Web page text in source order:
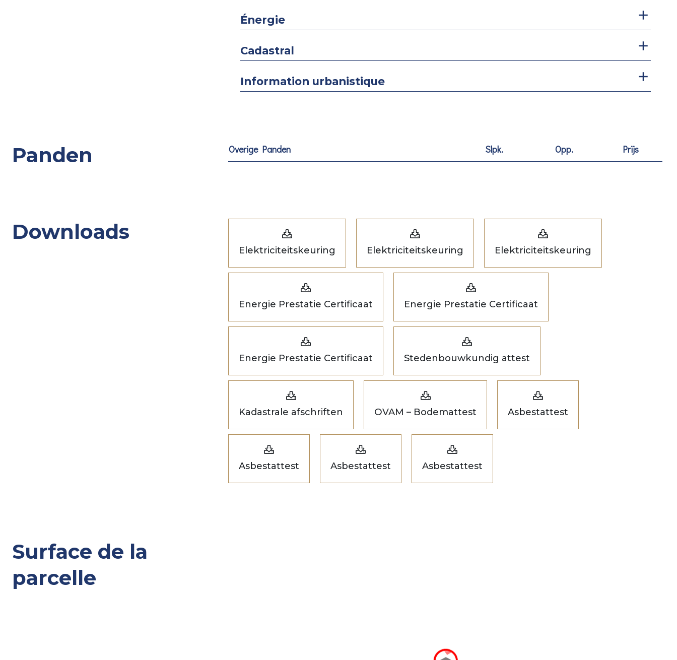
Énergie
Cadastral
Information urbanistique
Panden Overige Panden Slpk. Opp. Prijs
Downloads
Elektriciteitskeuring Elektriciteitskeuring Elektriciteitskeuring
Energie Prestatie Certificaat Energie Prestatie Certificaat
Energie Prestatie Certificaat Stedenbouwkundig attest
Kadastrale afschriften OVAM – Bodemattest Asbestattest
Asbestattest Asbestattest Asbestattest
Surface de la
parcelle